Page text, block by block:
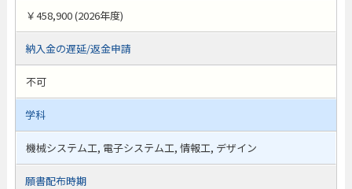
￥458,900 (2026年度)
納入金の遅延/返金申請
不可
学科
機械システム工, 電子システム工, 情報工, デザイン
願書配布時期